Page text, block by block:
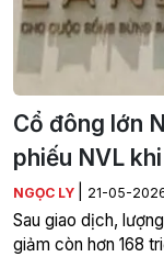
Cổ đông lớn
phiếu NVL
NGỌC LY 21-05-
Sau giao dịch,
giảm còn hơn 168